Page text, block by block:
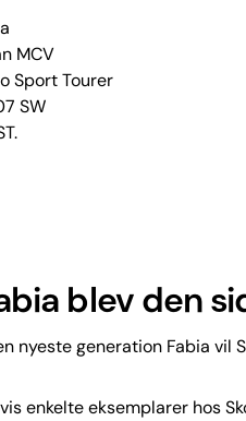
MCV
Sport Tourer
SW
blev den
nyeste generation Fabia vil
enkelte eksemplarer hos